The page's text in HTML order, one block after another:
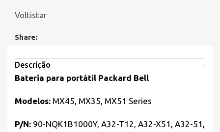
Voltistar
Share:
Descrição
Bateria para portátil Packard Bell
Modelos: MX45, MX35, MX51 Series
P/N: 90-NQK1B1000Y, A32-T12, A32-X51, A32-51,